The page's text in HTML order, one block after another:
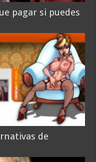
pagar si puedes
de